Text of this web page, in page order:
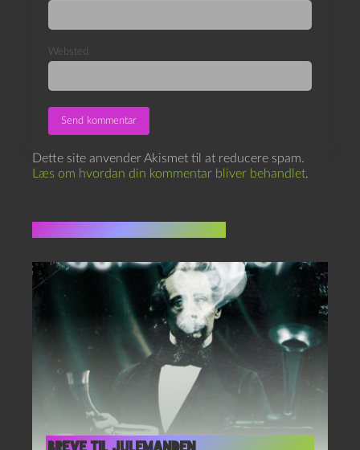
Websted
Dette site anvender Akismet til at reducere spam.
Læs om hvordan din kommentar bliver behandlet.